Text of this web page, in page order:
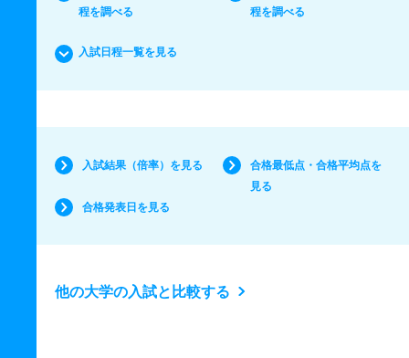
程を調べる
程を調べる
入試日程一覧を見る
入試結果（倍率）を見る
合格最低点・合格平均点を
見る
合格発表日を見る
他の大学の入試と比較する